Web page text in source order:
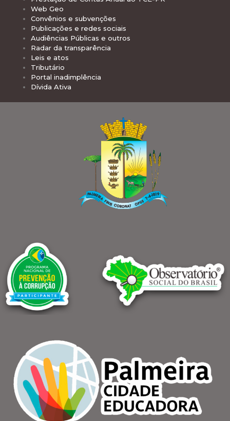
Web Geo
Convênios e subvenções
Publicações e redes sociais
Audiências Públicas e outros
Radar da transparência
Leis e atos
Tributário
Portal inadimplência
Dívida Ativa